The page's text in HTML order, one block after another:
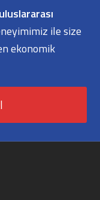
uluslararası
ile size
ekonomik